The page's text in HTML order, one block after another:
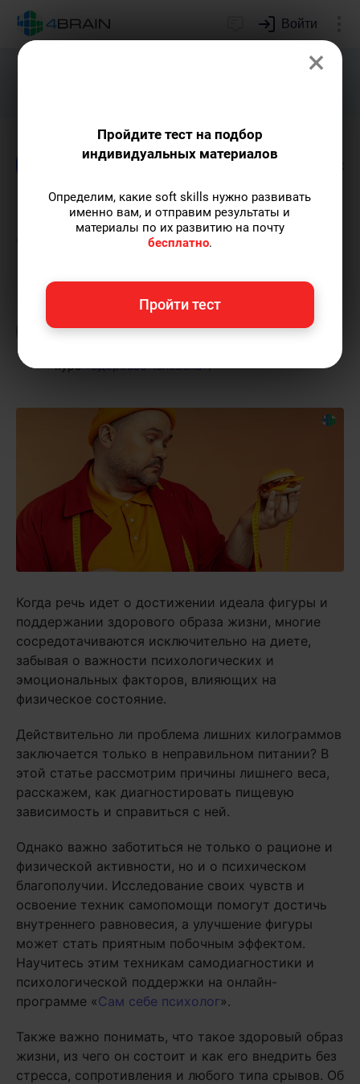
Войти
Подарим индивидуальный план
Дети и родители
Пищевая зависимость: в
еде ли дело?
Анна Кирякова— автор статей и курсов,
организатор онлайн-турнира по йоге, мать
двоих детей.Пишу статьи по теме«Дети и
курс«Здоровье человека».
Когда речь идет о достижении идеала фигуры и
поддержании здорового образа жизни, многие
сосредотачиваются исключительно на диете,
забывая о важности психологических и
эмоциональных факторов, влияющих на
физическое состояние.
Действительно ли проблема лишних килограммов
заключается только в неправильном питании? В
этой статье рассмотрим причины лишнего веса,
расскажем, как диагностировать пищевую
зависимость и справиться с ней.
Однако важно заботиться не только о рационе и
физической активности, но и о психическом
благополучии. Исследование своих чувств и
освоение техник самопомощи помогут достичь
внутреннего равновесия, а улучшение фигуры
может стать приятным побочным эффектом.
Научитесь этим техникам самодиагностики и
психологической поддержки на онлайн-
программе «Сам себе психолог».
Также важно понимать, что такое здоровый образ
жизни, из чего он состоит и как его внедрить без
стресса, сопротивления и любого типа срывов. Об
×
Пройдите тест на подбор
индивидуальных материалов
Определим, какие soft skills нужно развивать
именно вам, и отправим результаты и
материалы по их развитию на почту
бесплатно.
Пройти тест